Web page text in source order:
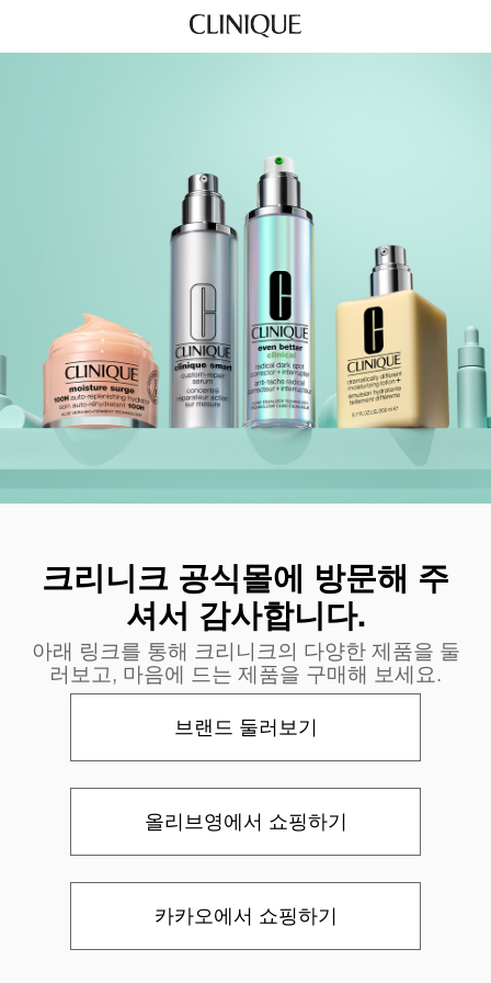
크리니크 공식몰에 방문해 주
셔서 감사합니다.
아래 링크를 통해 크리니크의 다양한 제품을 둘
러보고, 마음에 드는 제품을 구매해 보세요.
브랜드 둘러보기
올리브영에서 쇼핑하기
카카오에서 쇼핑하기